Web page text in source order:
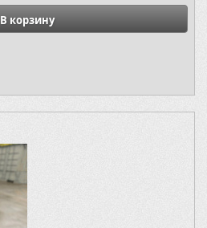
В корзину